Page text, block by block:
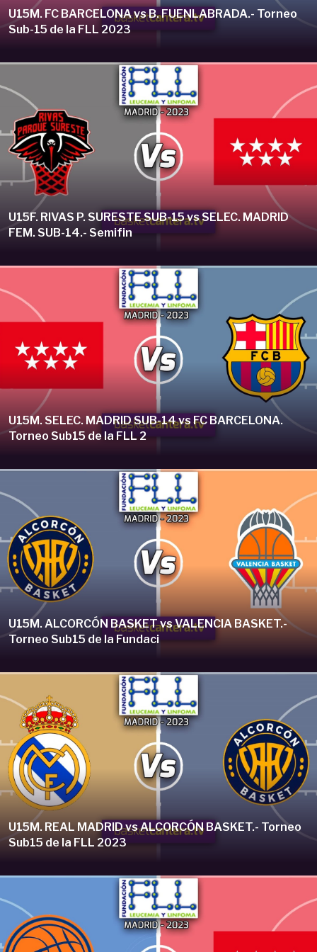
U15M. FC BARCELONA vs B. FUENLABRADA.- Torneo
Sub-15 de la FLL 2023
U15F. RIVAS P. SURESTE SUB-15 vs SELEC. MADRID
FEM. SUB-14.- Semifin
U15M. SELEC. MADRID SUB-14 vs FC BARCELONA.
Torneo Sub15 de la FLL 2
U15M. ALCORCÓN BASKET vs VALENCIA BASKET.-
Torneo Sub15 de la Fundaci
U15M. REAL MADRID vs ALCORCÓN BASKET.- Torneo
Sub15 de la FLL 2023